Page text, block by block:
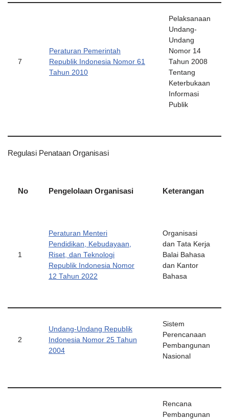
7
Peraturan Pemerintah
Republik Indonesia Nomor 61
Tahun 2010
Pelaksanaan
Undang-
Undang
Nomor 14
Tahun 2008
Tentang
Keterbukaan
Informasi
Publik
Regulasi Penataan Organisasi
No Pengelolaan Organisasi Keterangan
1
Peraturan Menteri
Pendidikan, Kebudayaan,
Riset, dan Teknologi
Republik Indonesia Nomor
12 Tahun 2022
Organisasi
dan Tata Kerja
Balai Bahasa
dan Kantor
Bahasa
2
Undang-Undang Republik
Indonesia Nomor 25 Tahun
2004
Sistem
Perencanaan
Pembangunan
Nasional
Rencana
Pembangunan